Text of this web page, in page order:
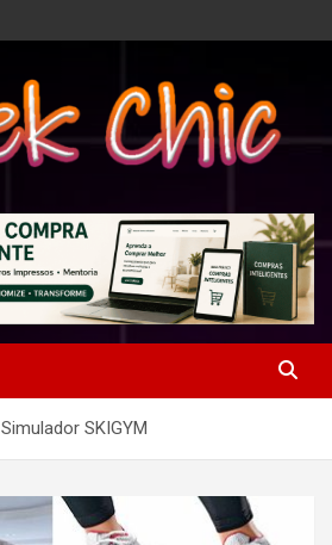
Simulador SKIGYM